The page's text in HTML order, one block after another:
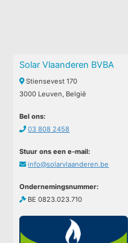
Solar Vlaanderen BVBA
Stiensevest 170
3000 Leuven, België
Bel ons:
03 808 2458
Stuur ons een e-mail:
info@solarvlaanderen.be
Ondernemingsnummer:
BE 0823.023.710